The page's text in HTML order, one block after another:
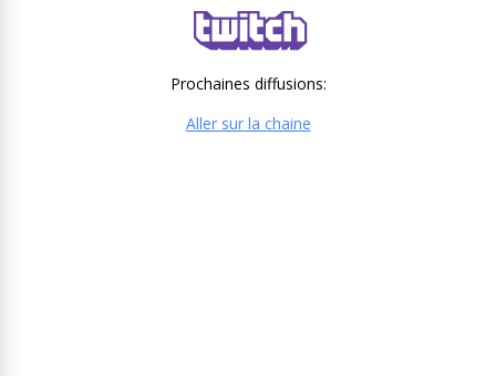
Prochaines diffusions:
Aller sur la chaine